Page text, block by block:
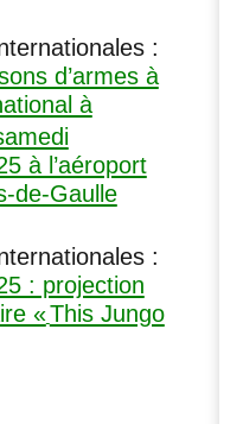
:
d’armes à
à
à l’aéroport
de-Gaulle
:
: projection
«This Jungo